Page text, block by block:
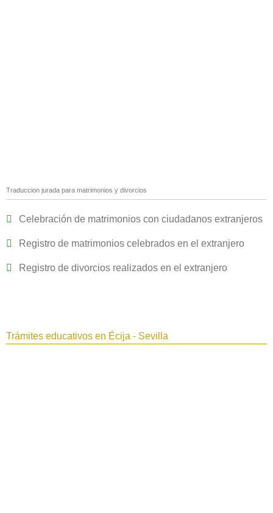
Traduccion jurada para matrimonios y divorcios
Celebración de matrimonios con ciudadanos extranjeros
Registro de matrimonios celebrados en el extranjero
Registro de divorcios realizados en el extranjero
Trámites educativos en Écija - Sevilla